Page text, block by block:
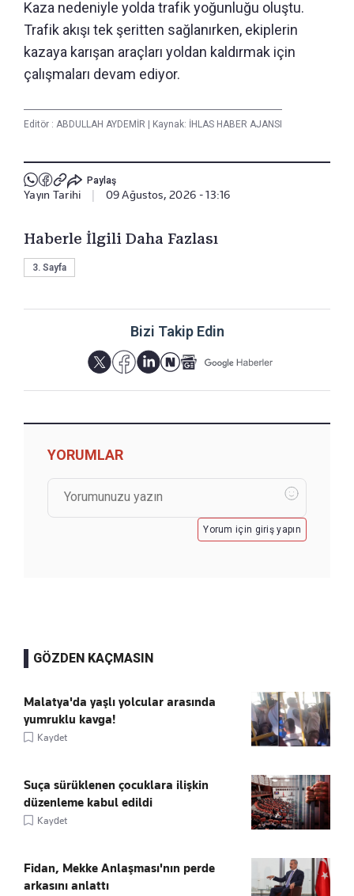
Kaza nedeniyle yolda trafik yoğunluğu oluştu.
Trafik akışı tek şeritten sağlanırken, ekiplerin
kazaya karışan araçları yoldan kaldırmak için
çalışmaları devam ediyor.
Editör : ABDULLAH AYDEMİR Kaynak: İHLAS HABER AJANSI
Paylaş
Yayın Tarihi 09 Ağustos, 2026 - 13:16
Haberle İlgili Daha Fazlası
3. Sayfa
Bizi Takip Edin
YORUMLAR
Yorum için giriş yapın
GÖZDEN KAÇMASIN
Malatya'da yaşlı yolcular arasında
yumruklu kavga!
Kaydet
Suça sürüklenen çocuklara ilişkin
düzenleme kabul edildi
Kaydet
Fidan, Mekke Anlaşması'nın perde
arkasını anlattı